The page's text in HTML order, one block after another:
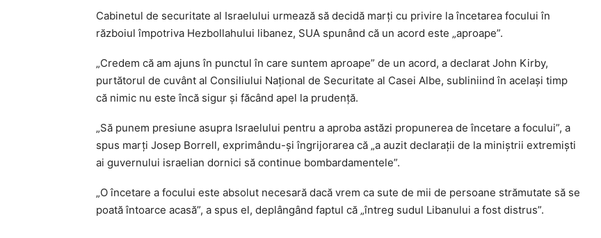
Cabinetul de securitate al Israelului urmează să decidă marţi cu privire la încetarea focului în
războiul împotriva Hezbollahului libanez, SUA spunând că un acord este „aproape”.
„Credem că am ajuns în punctul în care suntem aproape” de un acord, a declarat John Kirby,
purtătorul de cuvânt al Consiliului Naţional de Securitate al Casei Albe, subliniind în acelaşi timp
că nimic nu este încă sigur şi făcând apel la prudenţă.
„Să punem presiune asupra Israelului pentru a aproba astăzi propunerea de încetare a focului”, a
spus marţi Josep Borrell, exprimându-şi îngrijorarea că „a auzit declaraţii de la miniştrii extremişti
ai guvernului israelian dornici să continue bombardamentele”.
„O încetare a focului este absolut necesară dacă vrem ca sute de mii de persoane strămutate să se
poată întoarce acasă”, a spus el, deplângând faptul că „întreg sudul Libanului a fost distrus”.